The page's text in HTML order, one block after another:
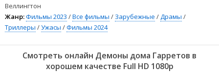
Веллингтон
Жанр:Фильмы 2023 /Все фильмы / Зарубежные /Драмы /
Триллеры /Ужасы /Фильмы 2024
Смотреть онлайн Демоны дома Гарретов в
хорошем качестве Full HD 1080p